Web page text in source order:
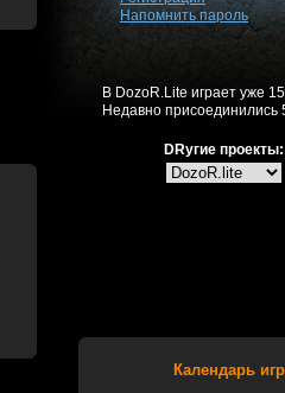
Напомнить пароль
В DozoR.Lite играет уже
Недавно присоединились
DRугие проекты:
Календарь игр